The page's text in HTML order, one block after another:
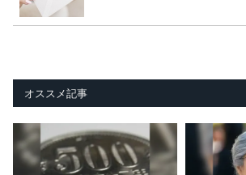
オススメ記事